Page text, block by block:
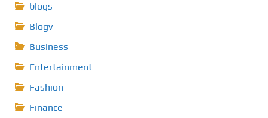
blogs
Blogv
Business
Entertainment
Fashion
Finance